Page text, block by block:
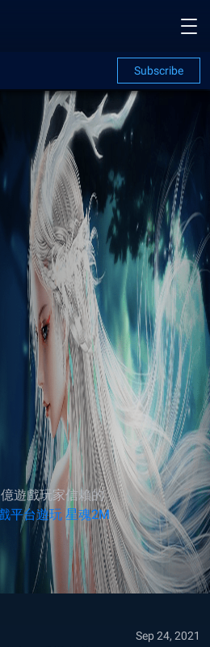
Subscribe
遊戲玩家信賴的
平台遊玩 星魂2M
Sep 24, 2021